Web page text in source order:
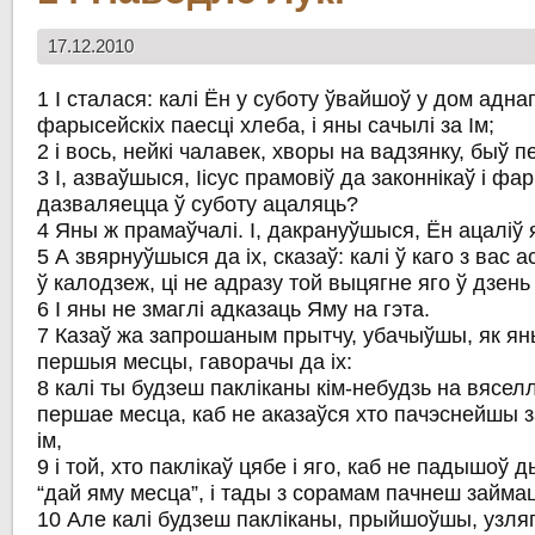
17.12.2010
1 І сталася: калі Ён у суботу ўвайшоў у дом
фарысейскіх паесці хлеба, і яны сачылі за Ім;
2 і вось, нейкі чалавек, хворы на вадзянку, быў
3 І, азваўшыся, Іісус прамовіў да законнікаў і
дазваляецца ў суботу ацаляць?
4 Яны ж прамаўчалі. І, дакрануўшыся, Ён ацаліў
5 А звярнуўшыся да іх, сказаў: калі ў каго з вас
ў калодзеж, ці не адразу той выцягне яго ў дзень
6 І яны не змаглі адказаць Яму на гэта.
7 Казаў жа запрошаным прытчу, убачыўшы, як
першыя месцы, гаворачы да іх:
8 калі ты будзеш пакліканы кім-небудзь на
першае месца, каб не аказаўся хто пачэснейшы
ім,
9 і той, хто паклікаў цябе і яго, каб не падышоў
“дай яму месца”, і тады з сорамам пачнеш
10 Але калі будзеш пакліканы, прыйшоўшы,